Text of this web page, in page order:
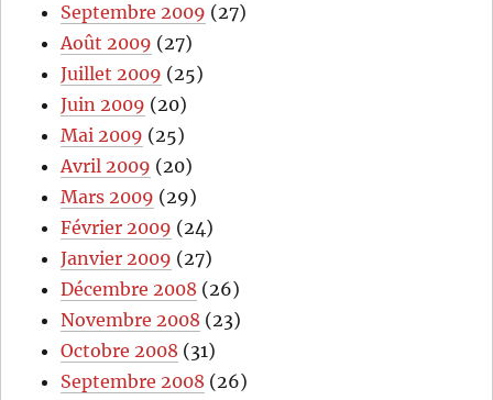
Septembre 2009 (27)
Août 2009 (27)
Juillet 2009 (25)
Juin 2009 (20)
Mai 2009 (25)
Avril 2009 (20)
Mars 2009 (29)
Février 2009 (24)
Janvier 2009 (27)
Décembre 2008 (26)
Novembre 2008 (23)
Octobre 2008 (31)
Septembre 2008 (26)